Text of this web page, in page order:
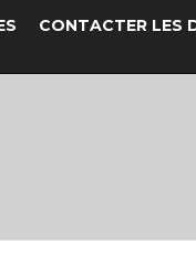
CONTACTER LES